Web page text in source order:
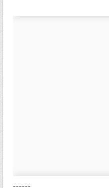
------